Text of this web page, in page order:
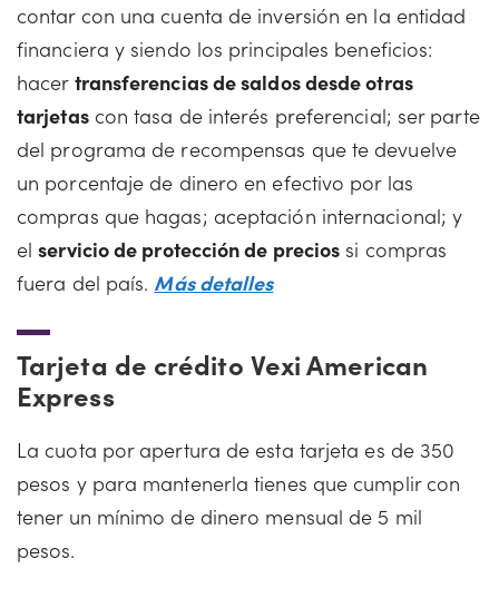
contar con una cuenta de inversión en la entidad
financiera y siendo los principales beneficios:
hacer transferencias de saldos desde otras
tarjetascon tasa de interés preferencial; ser parte
del programa de recompensas que te devuelve
un porcentaje de dinero en efectivo por las
compras que hagas; aceptación internacional; y
elservicio de protección de precios si compras
fuera del país. Más detalles
Tarjeta de crédito Vexi American
Express
La cuota por apertura de esta tarjeta es de 350
pesos y para mantenerla tienes que cumplir con
tener un mínimo de dinero mensual de 5 mil
pesos.